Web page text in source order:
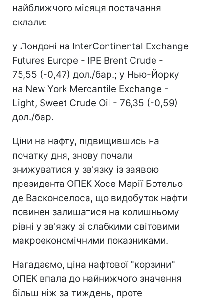
найближчого місяця постачання
склали:
у Лондоні на InterContinental Exchange
Futures Europe - IPE Brent Crude -
75,55 (-0,47) дол./бар.; у Нью-Йорку
на New York Mercantile Exchange -
Light, Sweet Crude Oil - 76,35 (-0,59)
дол./бар.
Ціни на нафту, підвищившись на
початку дня, знову почали
знижуватися у зв'язку із заявою
президента ОПЕК Хосе Марії Ботельо
де Васконселоса, що видобуток нафти
повинен залишатися на колишньому
рівні у зв'язку зі слабкими світовими
макроекономічними показниками.
Нагадаємо, ціна нафтової "корзини"
ОПЕК впала до найнижчого значення
більш ніж за тиждень, проте